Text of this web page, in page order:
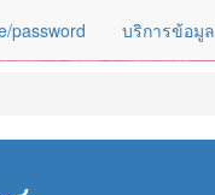
password บริการข้อมูล